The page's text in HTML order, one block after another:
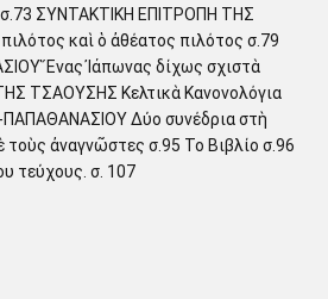
ΣΥΝΤΑΚΤΙΚΗ ΕΠΙΤΡΟΠΗ ΤΗΣ
καὶ ὁ ἀθέατος πιλότος σ.79
Ἕνας Ἰάπωνας δίχως σχιστὰ
ΤΣΑΟΥΣΗΣ Κελτικὰ Κανονολόγια
Δύο συνέδρια στὴ
τοὺς ἀναγνῶστες σ.95 Το Βιβλίο σ.96
τεύχους. σ. 107